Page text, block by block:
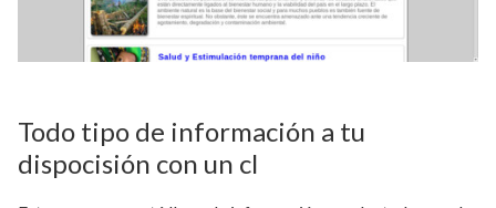
Todo tipo de información a tu
dispocisión con un cl